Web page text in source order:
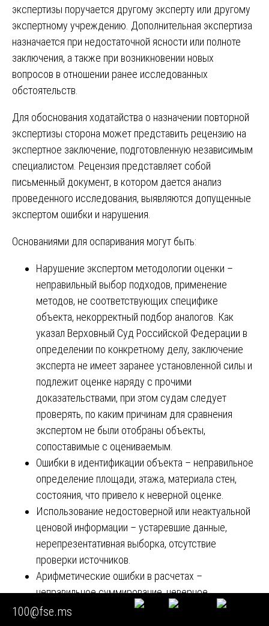
экспертизы поручается другому эксперту или другому
экспертному учреждению. Дополнительная экспертиза
назначается при недостаточной ясности или полноте
заключения, а также при возникновении новых
вопросов в отношении ранее исследованных
обстоятельств.
Для обоснования ходатайства о назначении повторной
экспертизы сторона может представить рецензию на
экспертное заключение, подготовленную независимым
специалистом. Рецензия представляет собой
письменный документ, в котором дается анализ
проведенного исследования, выявляются допущенные
экспертом ошибки и нарушения.
Основаниями для оспаривания могут быть:
Нарушение экспертом методологии оценки –
неправильный выбор подходов, применение
методов, не соответствующих специфике
объекта, некорректный подбор аналогов. Как
указал Верховный Суд Российской Федерации в
определении по конкретному делу, заключение
эксперта не имеет заранее установленной силы и
подлежит оценке наряду с прочими
доказательствами, при этом судам следует
проверять, по каким причинам для сравнения
экспертом не были отобраны объекты,
сопоставимые с оцениваемым.
Ошибки в идентификации объекта – неправильное
определение площади, этажа, материала стен,
состояния, что привело к неверной оценке.
Использование недостоверной или неактуальной
ценовой информации – устаревшие данные,
нерепрезентативная выборка, отсутствие
проверки источников.
Арифметические ошибки в расчетах –
неправильное суммирование, неверное
применение корректировок, ошибки в применении
100@fse.ms